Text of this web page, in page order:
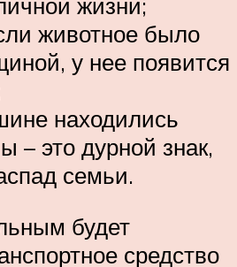
животное было
у нее появится
находились
– это дурной знак,
семьи.
будет
средство